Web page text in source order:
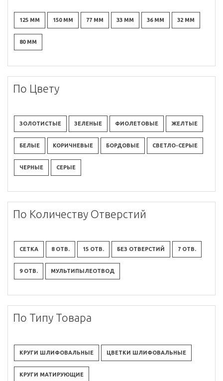
125 ММ 150 ММ 77 ММ 33 ММ 36 ММ 32 ММ
80 ММ
По Цвету
ЗОЛОТИСТЫЕ ЗЕЛЕНЫЕ ФИОЛЕТОВЫЕ ЖЕЛТЫЕ
БЕЛЫЕ КОРИЧНЕВЫЕ БОРДОВЫЕ СВЕТЛО-СЕРЫЕ
ЧЕРНЫЕ СЕРЫЕ
По Количеству Отверстий
СЕТКА 8 ОТВ. 15 ОТВ. БЕЗ ОТВЕРСТИЙ 7 ОТВ.
9 ОТВ. МУЛЬТИПЫЛЕОТВОД
По Типу Товара
КРУГИ ШЛИФОВАЛЬНЫЕ ЦВЕТКИ ШЛИФОВАЛЬНЫЕ
КРУГИ МАТИРУЮЩИЕ